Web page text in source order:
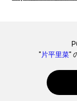
"片平里菜"